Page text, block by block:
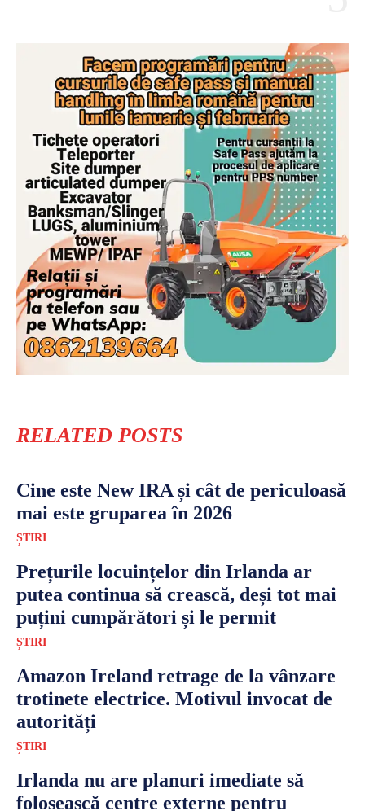
RELATED POSTS
Cine este New IRA și cât de periculoasă
mai este gruparea în 2026
ȘTIRI
Prețurile locuințelor din Irlanda ar
putea continua să crească, deși tot mai
puțini cumpărători și le permit
ȘTIRI
Amazon Ireland retrage de la vânzare
trotinete electrice. Motivul invocat de
autorități
ȘTIRI
Irlanda nu are planuri imediate să
folosească centre externe pentru